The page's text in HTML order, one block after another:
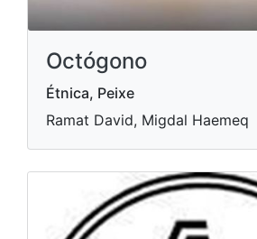
Octógono
Étnica, Peixe
Ramat David, Migdal Haemeq